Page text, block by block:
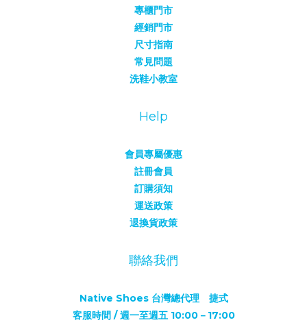
專櫃門市
經銷門市
尺寸指南
常見問題
洗鞋小教室
Help
會員專屬優惠
註冊會員
訂購須知
運送政策
退換貨政策
聯絡我們
Native Shoes 台灣總代理 捷式
客服時間 / 週一至週五 10:00－17:00